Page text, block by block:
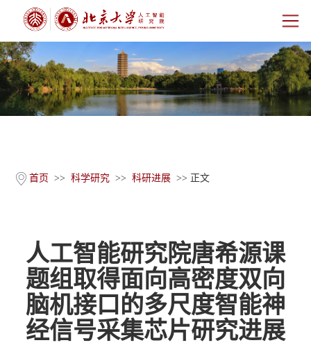
首页
研究院概况
科学研究
新闻公告
人才培养
招贤纳士
首页 >> 科学研究 >> 科研进展 >> 正文
人工智能研究院唐希源课
题组取得面向高密度双向
脑机接口的多尺度智能神
经信号采集芯片研究进展